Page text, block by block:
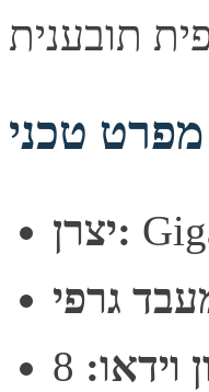
מפרט טכני
יצרן:
וידאו: